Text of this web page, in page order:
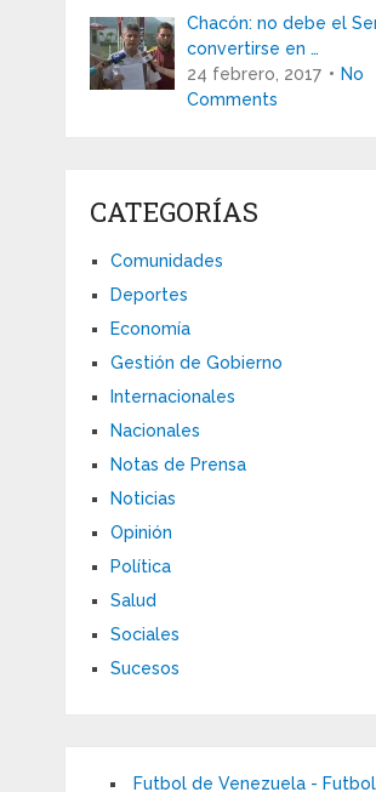
Chacón: no debe el
convertirse en …
24 febrero, 2017
No
Comments
CATEGORÍAS
Comunidades
Deportes
Economía
Gestión de Gobierno
Internacionales
Nacionales
Notas de Prensa
Noticias
Opinión
Política
Salud
Sociales
Sucesos
Futbol de Venezuela - Futbol